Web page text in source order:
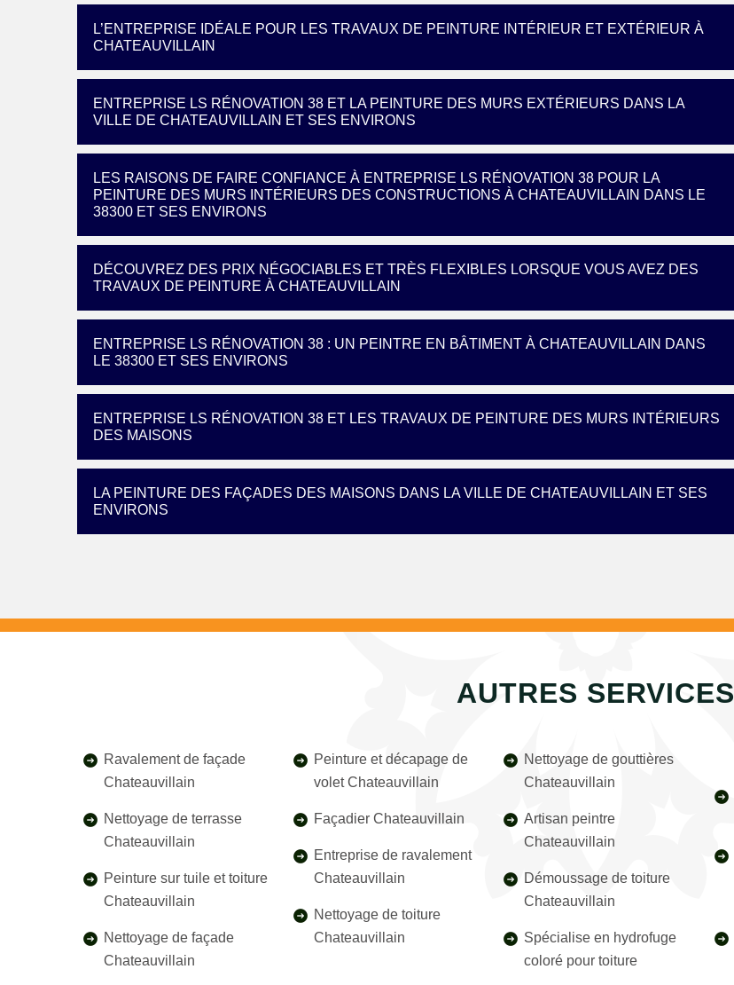
L’ENTREPRISE IDÉALE POUR LES TRAVAUX DE PEINTURE INTÉRIEUR ET EXTÉRIEUR À
CHATEAUVILLAIN
ENTREPRISE LS RÉNOVATION 38 ET LA PEINTURE DES MURS EXTÉRIEURS DANS LA
VILLE DE CHATEAUVILLAIN ET SES ENVIRONS
LES RAISONS DE FAIRE CONFIANCE À ENTREPRISE LS RÉNOVATION 38 POUR LA
PEINTURE DES MURS INTÉRIEURS DES CONSTRUCTIONS À CHATEAUVILLAIN DANS LE
38300 ET SES ENVIRONS
DÉCOUVREZ DES PRIX NÉGOCIABLES ET TRÈS FLEXIBLES LORSQUE VOUS AVEZ DES
TRAVAUX DE PEINTURE À CHATEAUVILLAIN
ENTREPRISE LS RÉNOVATION 38 : UN PEINTRE EN BÂTIMENT À CHATEAUVILLAIN DANS
LE 38300 ET SES ENVIRONS
ENTREPRISE LS RÉNOVATION 38 ET LES TRAVAUX DE PEINTURE DES MURS INTÉRIEURS
DES MAISONS
LA PEINTURE DES FAÇADES DES MAISONS DANS LA VILLE DE CHATEAUVILLAIN ET SES
ENVIRONS
AUTRES SERVICES
Ravalement de façade
Chateauvillain
Nettoyage de terrasse
Chateauvillain
Peinture sur tuile et toiture
Chateauvillain
Nettoyage de façade
Chateauvillain
Peinture et décapage de
volet Chateauvillain
Façadier Chateauvillain
Entreprise de ravalement
Chateauvillain
Nettoyage de toiture
Chateauvillain
Nettoyage de gouttières
Chateauvillain
Artisan peintre
Chateauvillain
Démoussage de toiture
Chateauvillain
Spécialise en hydrofuge
coloré pour toiture